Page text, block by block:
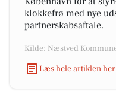
klokkefrø med nye
partnerskabsaftale.
Kilde: Næstved
Læs hele artiklen her